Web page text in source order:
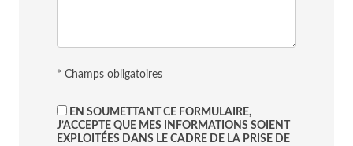
* Champs obligatoires
EN SOUMETTANT CE FORMULAIRE,
J’ACCEPTE QUE MES INFORMATIONS SOIENT
EXPLOITÉES DANS LE CADRE DE LA PRISE DE